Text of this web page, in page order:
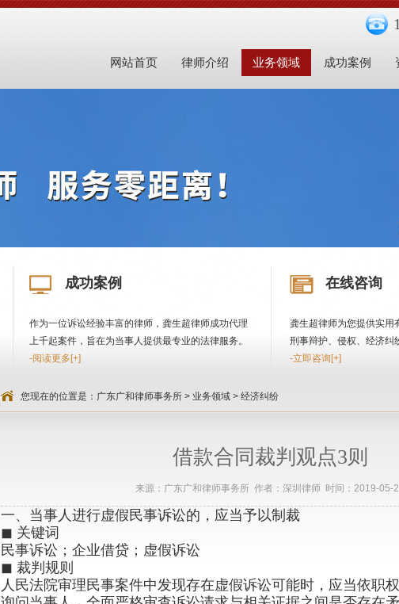
网站首页 律师介绍 业务领域 成功案例
成功案例
作为一位诉讼经验丰富的律师，龚生超律师成功代理
上千起案件，旨在为当事人提供最专业的法律服务。
-阅读更多[+]
在线咨询
龚生超律师为您提供实用
刑事辩护、侵权、经济纠
-立即咨询[+]
您现在的位置是： 广东广和律师事务所 > 业务领域 > 经济纠纷
借款合同裁判观点3则
来源：广东广和律师事务所 作者：深圳律师 时间：2019-05-
一、当事人进行虚假民事诉讼的，应当予以制裁
◼ 关键词
民事诉讼；企业借贷；虚假诉讼
◼ 裁判规则
人民法院审理民事案件中发现存在虚假诉讼可能时，应当依职